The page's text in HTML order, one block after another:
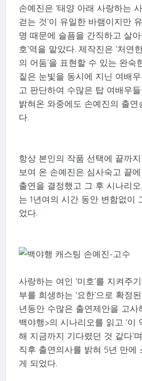
손예진은 ‘태양 아래 사랑하는
걷는 것’이 유일한 바램이지만
명 때문에 슬픔을 간직하고 살아
호’역을 맡았다. 제작진은 ’처연
의 어둠’을 표현할 수 있는 완숙
짙은 눈빛을 동시에 지닌 여배
고 판단하여 수많은 탑 여배우
밝혀온 와중에도 손예진의 출연
다.
항상 본인의 작품 선택에 끝까
보여 온 손예진은 심사숙고 끝
출연을 결정했고 그 후 시나리
는 1년여의 시간 동안 변함없이
었다.
사랑하는 여인 ’미호’를 지켜주
부를 희생하는 ‘요한’으로 확정
년동안 수많은 출연제안을 고사
백야행>의 시나리오를 읽고 ‘이
해 지금까지 기다렸던 것 같다’
직후 출연의사를 밝혀 5년 만에
게 되었다.